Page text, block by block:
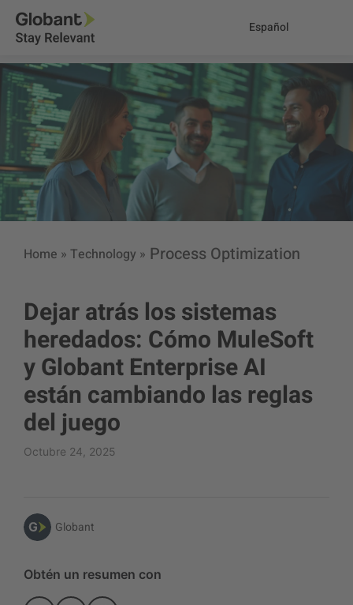
Español
Home » Technology » Process Optimization
Dejar atrás los sistemas
heredados: Cómo MuleSoft
y Globant Enterprise AI
están cambiando las reglas
del juego
Octubre 24, 2025
Globant
Obtén un resumen con